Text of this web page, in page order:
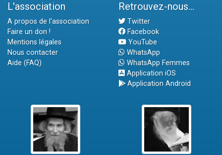
L'association
A propos de l'association
Faire un don !
Mentions légales
Nous contacter
Aide (FAQ)
Retrouvez-nous...
Twitter
Facebook
YouTube
WhatsApp
WhatsApp Femmes
Application iOS
Application Android